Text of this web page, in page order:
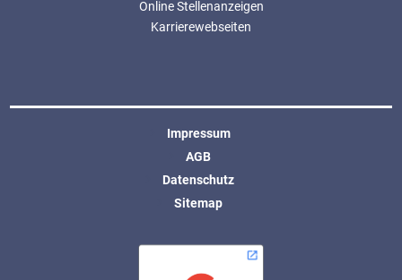
Online Stellenanzeigen
Karrierewebseiten
Impressum
AGB
Datenschutz
Sitemap